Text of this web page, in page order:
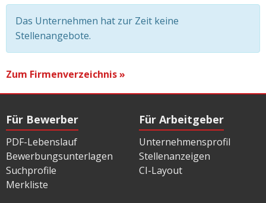
Das Unternehmen hat zur Zeit keine
Stellenangebote.
Zum Firmenverzeichnis »
Für Bewerber
PDF-Lebenslauf
Bewerbungsunterlagen
Suchprofile
Merkliste
Für Arbeitgeber
Unternehmensprofil
Stellenanzeigen
CI-Layout